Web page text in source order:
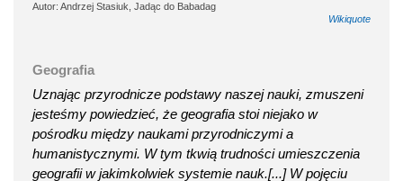
Autor: Andrzej Stasiuk, Jadąc do Babadag
Wikiquote
Geografia
Uznając przyrodnicze podstawy naszej nauki, zmuszeni
jesteśmy powiedzieć, że geografia stoi niejako w
pośrodku między naukami przyrodniczymi a
humanistycznymi. W tym tkwią trudności umieszczenia
geografii w jakimkolwiek systemie nauk.[...] W pojęciu